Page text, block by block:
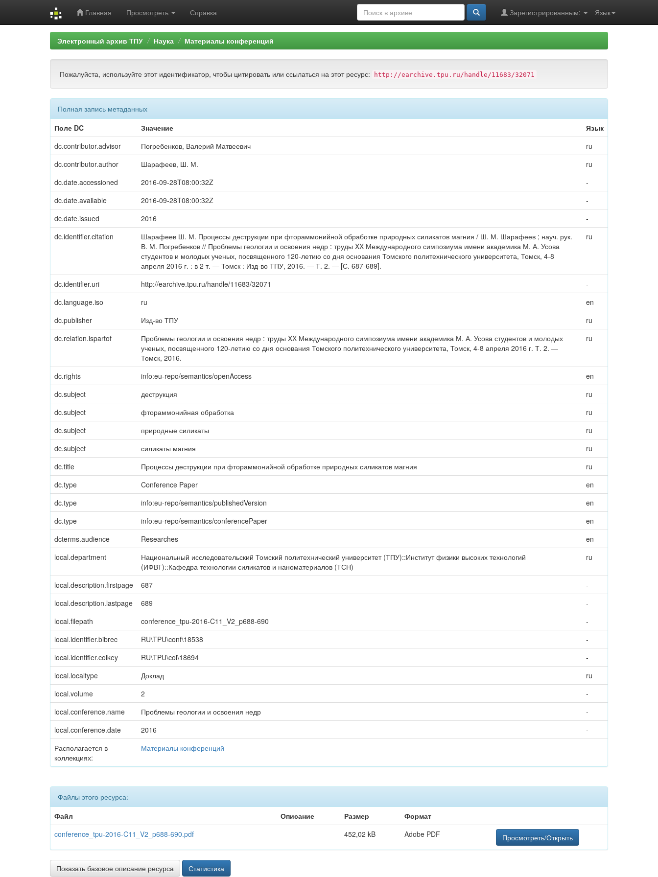
Главная Просмотреть Справка Язык
Зарегистрированным:
Электронный архив ТПУ Наука Материалы конференций
Пожалуйста, используйте этот идентификатор, чтобы цитировать или ссылаться на этот ресурс: http://earchive.tpu.ru/handle/11683/32071
Полная запись метаданных
Поле DC
Значение
Язык
dc.contributor.advisor
Погребенков, Валерий Матвеевич
ru
dc.contributor.author
Шарафеев, Ш. М.
ru
dc.date.accessioned
2016-09-28T08:00:32Z
-
dc.date.available
2016-09-28T08:00:32Z
-
dc.date.issued
2016
-
dc.identifier.citation
Шарафеев Ш. М. Процессы деструкции при фтораммонийной обработке природных силикатов магния / Ш. М. Шарафеев ; науч. рук.
В. М. Погребенков // Проблемы геологии и освоения недр : труды XX Международного симпозиума имени академика М. А. Усова
студентов и молодых ученых, посвященного 120-летию со дня основания Томского политехнического университета, Томск, 4-8
апреля 2016 г. : в 2 т. — Томск : Изд-во ТПУ, 2016. — Т. 2. — [С. 687-689].
ru
dc.identifier.uri http://earchive.tpu.ru/handle/11683/32071
-
dc.language.iso
ru
en
dc.publisher
Изд-во ТПУ
ru
dc.relation.ispartof
Проблемы геологии и освоения недр : труды XX Международного симпозиума имени академика М. А. Усова студентов и молодых
ученых, посвященного 120-летию со дня основания Томского политехнического университета, Томск, 4-8 апреля 2016 г. Т. 2. —
Томск, 2016.
ru
dc.rights info:eu-repo/semantics/openAccess
en
dc.subject
деструкция
ru
dc.subject
фтораммонийная обработка
ru
dc.subject
природные силикаты
ru
dc.subject
силикаты магния
ru
dc.title
Процессы деструкции при фтораммонийной обработке природных силикатов магния
ru
dc.type
Conference Paper
en
dc.type
info:eu-repo/semantics/publishedVersion
en
dc.type
info:eu-repo/semantics/conferencePaper
en
dcterms.audience
Researches
en
local.department
Национальный исследовательский Томский политехнический университет (ТПУ)::Институт физики высоких технологий
(ИФВТ)::Кафедра технологии силикатов и наноматериалов (ТСН)
ru
local.description.firstpage 687
-
local.description.lastpage
689
-
local.filepath
conference_tpu-2016-C11_V2_p688-690
-
local.identifier.bibrec
RU\TPU\conf\18538
-
local.identifier.colkey
RU\TPU\col\18694
-
local.localtype
Доклад
ru
local.volume
2
-
local.conference.name
Проблемы геологии и освоения недр
-
local.conference.date
2016
-
Располагается в
коллекциях:
Материалы конференций
Файлы этого ресурса:
Файл
Описание Размер
Формат
conference_tpu-2016-C11_V2_p688-690.pdf
452,02 kB Adobe PDF Просмотреть/Открыть
Показать базовое описание ресурса Статистика